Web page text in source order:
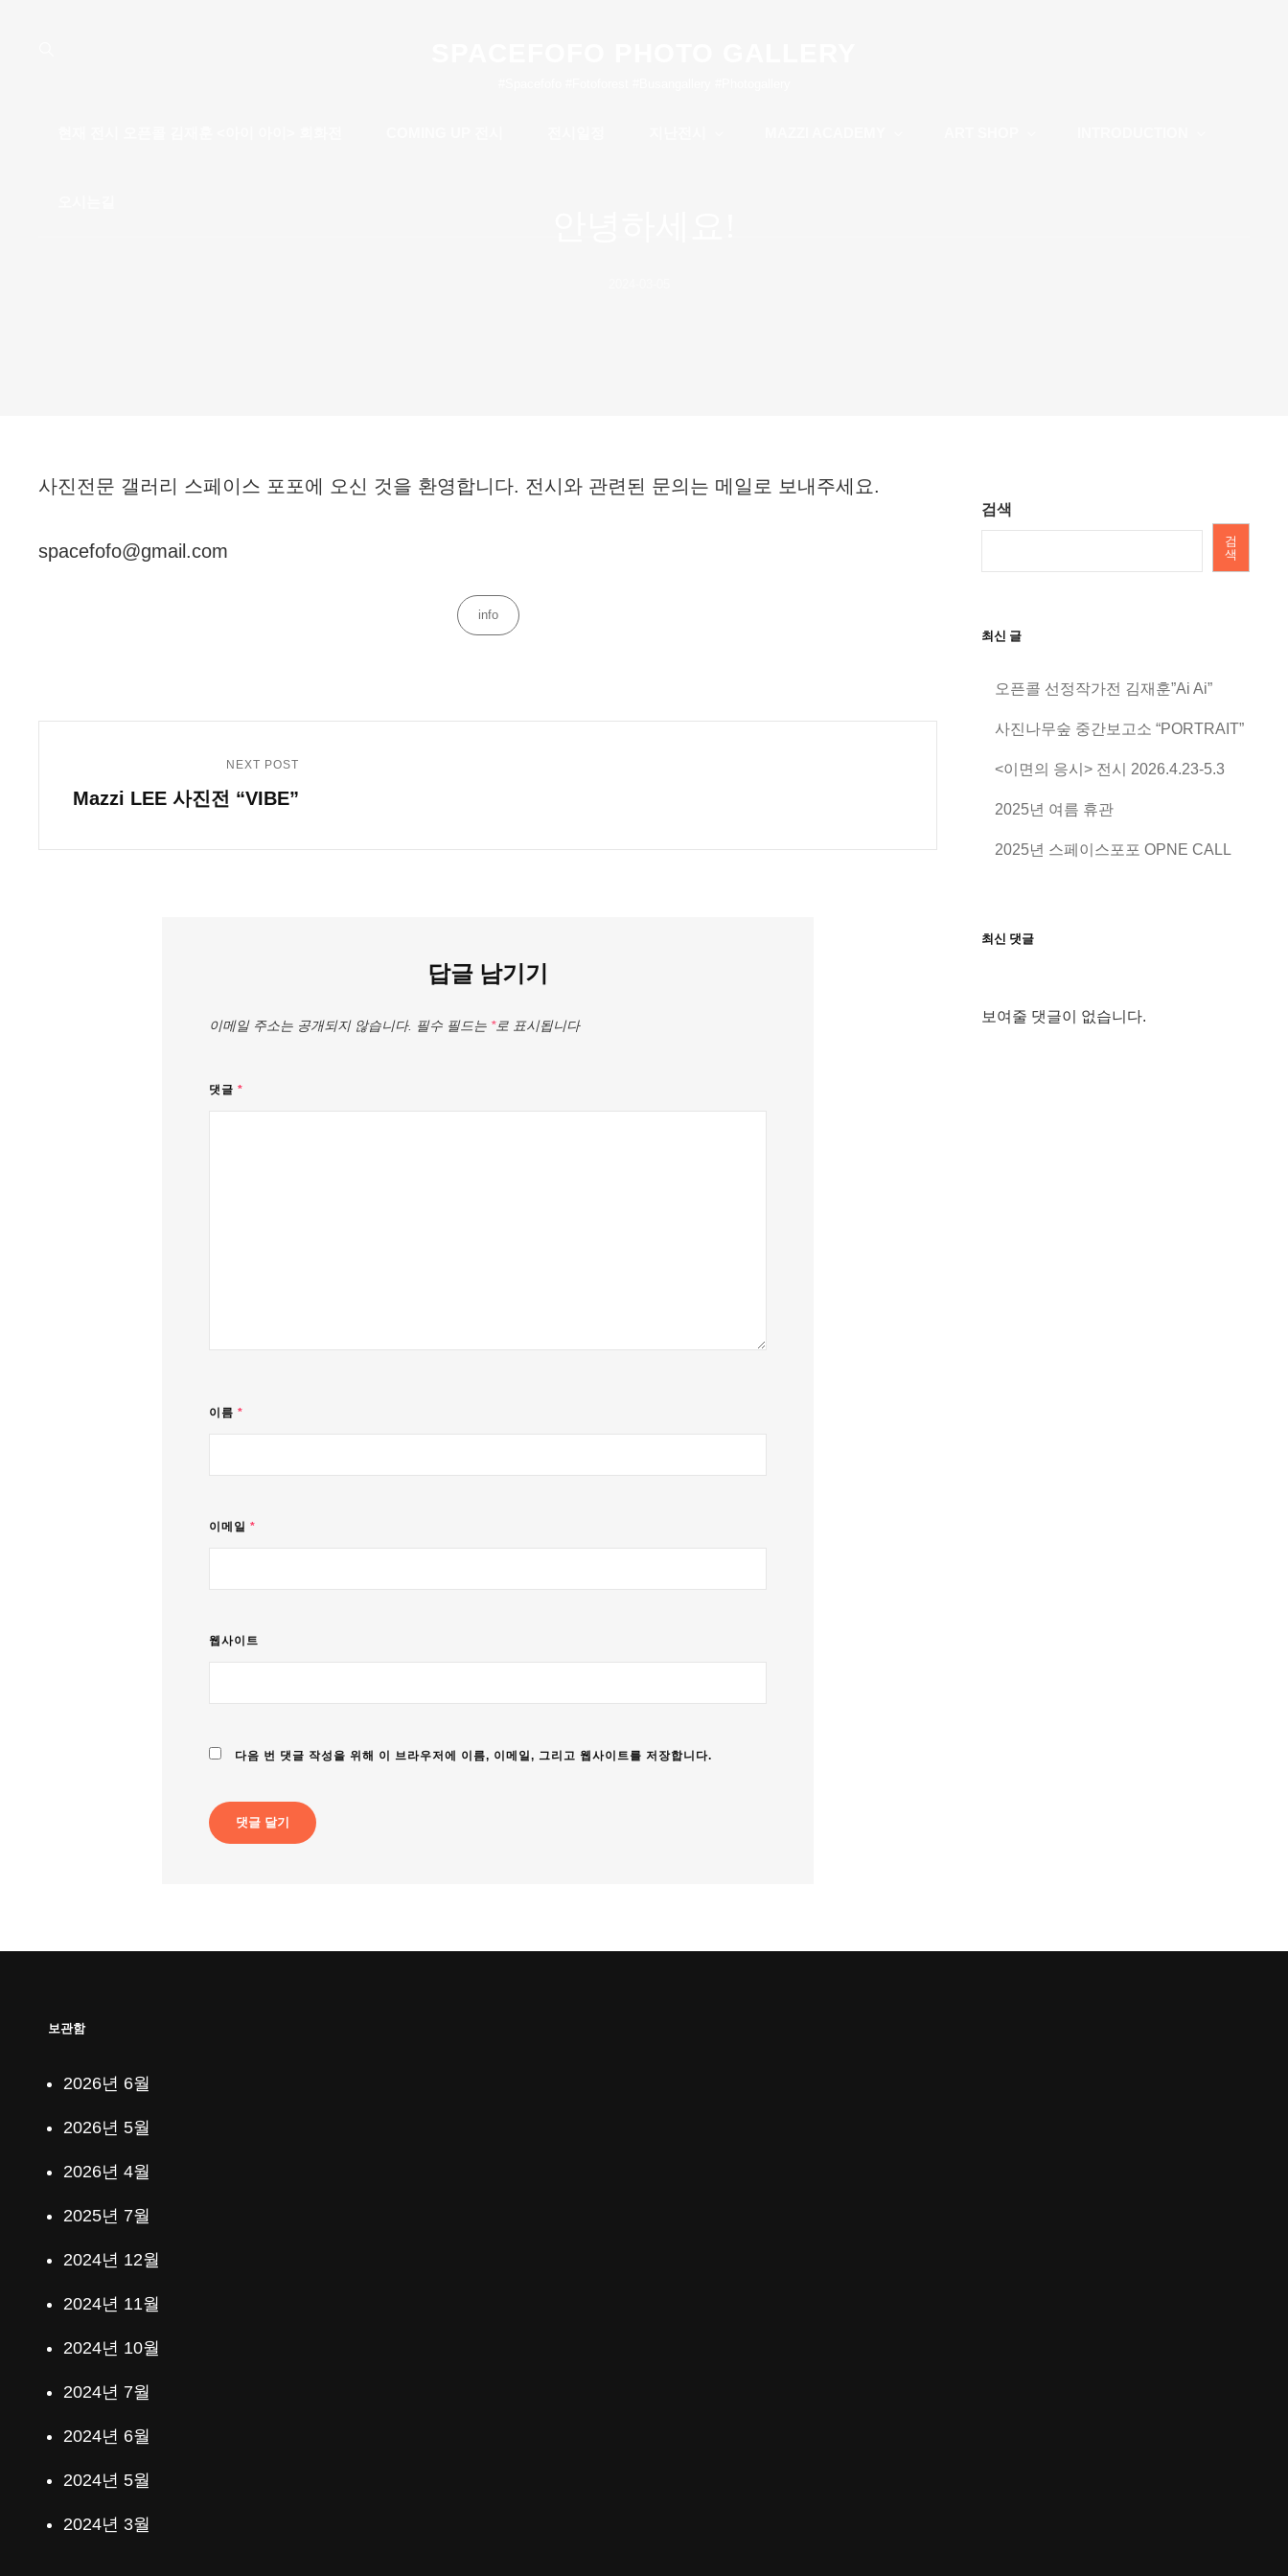
사진전문 갤러리 스페이스 포포에 오신 것을 환영합니다. 전시와 관련된 문의는 메일로 보내주세요.
spacefofo@gmail.com
Categories
info
Post
NEXT POST
Mazzi LEE 사진전 “VIBE”
답글 남기기
이메일 주소는 공개되지 않습니다. 필수 필드는 *로 표시됩니다
댓글 *
이름 *
이메일 *
웹사이트
다음 번 댓글 작성을 위해 이 브라우저에 이름, 이메일, 그리고 웹사이트를 저장합니다.
검색
검
색
최신 글
오픈콜 선정작가전 김재훈”Ai Ai”
사진나무숲 중간보고소 “PORTRAIT”
<이면의 응시> 전시 2026.4.23-5.3
2025년 여름 휴관
2025년 스페이스포포 OPNE CALL
최신 댓글
보여줄 댓글이 없습니다.
보관함
2026년 6월
2026년 5월
2026년 4월
2025년 7월
2024년 12월
2024년 11월
2024년 10월
2024년 7월
2024년 6월
2024년 5월
2024년 3월